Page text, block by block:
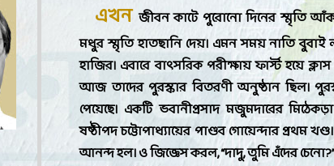
এখনজীবন কাটে পুরোনো দিনের স্মৃতি
মধুর স্মৃতি হাতছানি দেয়। এমন সময় নাতি বুবাই
হাজির। এবারে বাৎসরিক পরীক্ষায় ফার্স্ট হয়ে
আজ তাদের পুরস্কার বিতরণী অনুষ্ঠান ছিল।
পেয়েছে। একটি ভবানীপ্রসাদ মজুমদারের
ষষ্ঠীপদ চট্টোপাধ্যায়ের পাণ্ডব গোয়েন্দার প্রথম
আনন্দ হল। ও জিজ্ঞেস করল, “দাদু,তুমি এঁদের চেনো